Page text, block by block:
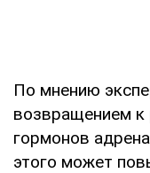
По мнению
возвращением к
гормонов
этого может